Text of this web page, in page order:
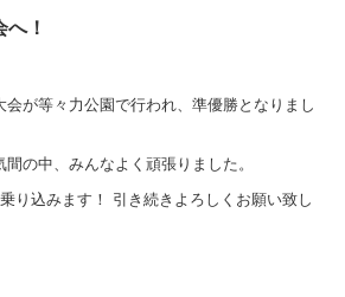
！
が等々力公園で行われ、準優勝となりまし
の中、みんなよく頑張りました。
り込みます！ 引き続きよろしくお願い致し